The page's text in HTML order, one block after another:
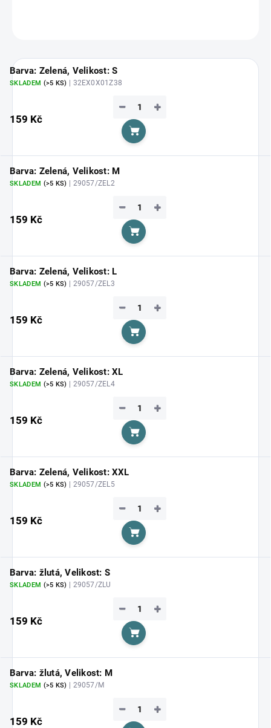
Barva: Zelená, Velikost: S
SKLADEM (>5 KS) | 32EX0X01Z38
159 Kč
+
−
Do košíku
Barva: Zelená, Velikost: M
SKLADEM (>5 KS) | 29057/ZEL2
159 Kč
+
−
Do košíku
Barva: Zelená, Velikost: L
SKLADEM (>5 KS) | 29057/ZEL3
159 Kč
+
−
Do košíku
Barva: Zelená, Velikost: XL
SKLADEM (>5 KS) | 29057/ZEL4
159 Kč
+
−
Do košíku
Barva: Zelená, Velikost: XXL
SKLADEM (>5 KS) | 29057/ZEL5
159 Kč
+
−
Do košíku
Barva: žlutá, Velikost: S
SKLADEM (>5 KS) | 29057/ZLU
159 Kč
+
−
Do košíku
Barva: žlutá, Velikost: M
SKLADEM (>5 KS) | 29057/M
159 Kč
+
−